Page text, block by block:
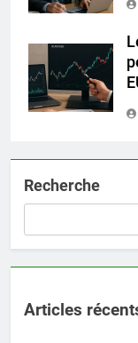
Recherche
Articles